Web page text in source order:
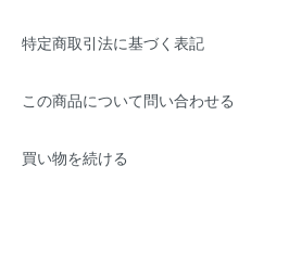
特定商取引法に基づく表記
この商品について問い合わせる
買い物を続ける